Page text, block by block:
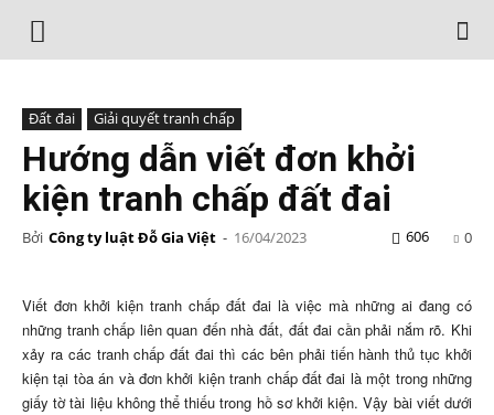
Đất đai Giải quyết tranh chấp
Hướng dẫn viết đơn khởi
kiện tranh chấp đất đai
Bởi Công ty luật Đỗ Gia Việt - 16/04/2023 0
606
Viết đơn khởi kiện tranh chấp đất đai là việc mà những ai đang có
những tranh chấp liên quan đến nhà đất, đất đai cần phải nắm rõ. Khi
xảy ra các tranh chấp đất đai thì các bên phải tiến hành thủ tục khởi
kiện tại tòa án và đơn khởi kiện tranh chấp đất đai là một trong những
giấy tờ tài liệu không thể thiếu trong hồ sơ khởi kiện. Vậy bài viết dưới